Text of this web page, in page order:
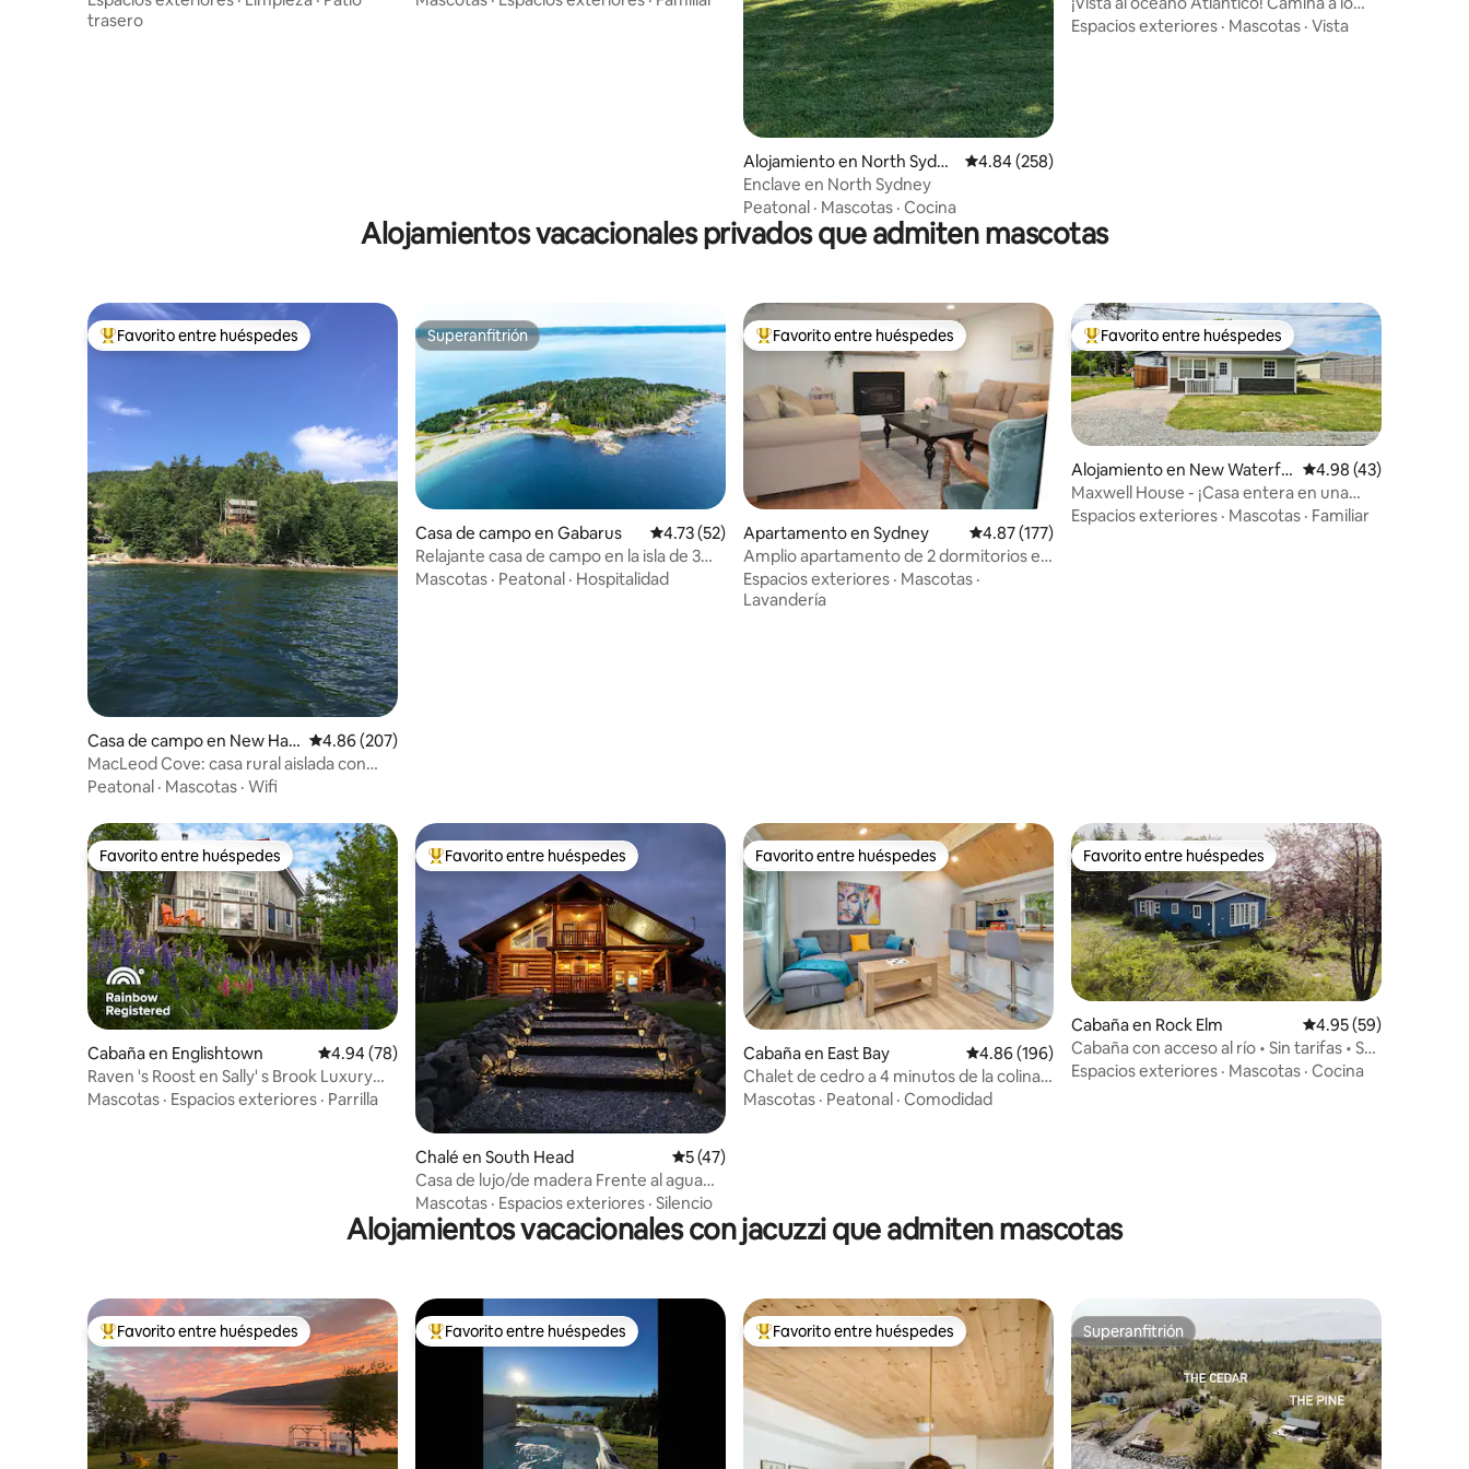
trasero
Alojamiento en North Sydne
y
Calificación promedio: 4.84 de 5, 258 reseñas
4.84 (258)
Enclave en North Sydney
Peatonal · Mascotas · Cocina
largo del océano
Espacios exteriores · Mascotas · Vista
Alojamientos vacacionales privados que admiten mascotas
Favorito entre huéspedes preferido
Favorito entre huéspedes
Casa de campo en New Har
ris
Calificación promedio: 4.86 de 5, 207 reseñas
4.86 (207)
MacLeod Cove: casa rural aislada con
orilla privada
Peatonal · Mascotas · Wifi
Superanfitrión
Superanfitrión
Casa de campo en Gabarus Calificación promedio: 4.73 de 5, 52 reseñas
4.73 (52)
Relajante casa de campo en la isla de 3
acres con vista al mar
Mascotas · Peatonal · Hospitalidad
Favorito entre huéspedes preferido
Favorito entre huéspedes
Apartamento en Sydney Calificación promedio: 4.87 de 5, 177 reseñas
4.87 (177)
Amplio apartamento de 2 dormitorios en
un barrio tranquilo
Espacios exteriores · Mascotas ·
Lavandería
Favorito entre huéspedes preferido
Favorito entre huéspedes
Alojamiento en New Waterfo
rd
Calificación
4.98 (43)
Maxwell House - ¡Casa entera en una
calle tranquila!
Espacios exteriores · Mascotas · Familiar
Favorito entre huéspedes
Favorito entre huéspedes
Cabaña en Englishtown Calificación promedio: 4.94 de 5, 78 reseñas
4.94 (78)
Raven 's Roost en Sally' s Brook Luxury
Eco-Resort
Mascotas · Espacios exteriores · Parrilla
Favorito entre huéspedes preferido
Favorito entre huéspedes
Chalé en South Head Calificación promedio: 5 de 5, 47 reseñas
5 (47)
Casa de lujo/de madera Frente al agua
Acogedora única moderna
Mascotas · Espacios exteriores · Silencio
Favorito entre huéspedes
Favorito entre huéspedes
Cabaña en East Bay Calificación promedio: 4.86 de 5, 196 reseñas
4.86 (196)
Chalet de cedro a 4 minutos de la colina
de esquí
Mascotas · Peatonal · Comodidad
Favorito entre huéspedes
Favorito entre huéspedes
Cabaña en Rock Elm Calificación
4.95 (59)
Cabaña con acceso al río • Sin tarifas • Se
admiten mascotas
Espacios exteriores · Mascotas · Cocina
Alojamientos vacacionales con jacuzzi que admiten mascotas
Favorito entre huéspedes preferido
Favorito entre huéspedes Favorito entre huéspedes preferido
Favorito entre huéspedes Favorito entre huéspedes preferido
Favorito entre huéspedes Superanfitrión
Superanfitrión